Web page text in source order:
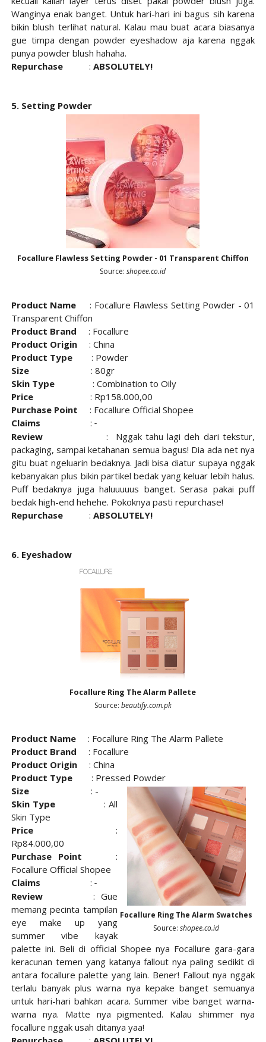
Wanginya enak banget. Untuk hari-hari ini bagus sih karena
bikin blush terlihat natural. Kalau mau buat acara biasanya
gue timpa dengan powder eyeshadow aja karena nggak
punya powder blush hahaha.
Repurchase : ABSOLUTELY!
5. Setting Powder
Focallure Flawless Setting Powder - 01 Transparent Chiffon
Source:shopee.co.id
Product Name : Focallure Flawless Setting Powder - 01
Transparent Chiffon
Product Brand
: Focallure
Product Origin : China
Product Type: Powder
Size
: 80gr
Skin Type
: Combination to Oily
Price : Rp158.000,00
Purchase Point
: Focallure Official Shopee
Claims : -
Review
: Nggak tahu lagi deh dari tekstur,
packaging, sampai ketahanan semua bagus! Dia ada net nya
gitu buat ngeluarin bedaknya. Jadi bisa diatur supaya nggak
kebanyakan plus bikin partikel bedak yang keluar lebih halus.
Puff bedaknya juga haluuuuus banget. Serasa pakai puff
bedak high-end hehehe. Pokoknya pasti repurchase!
Repurchase : ABSOLUTELY!
6. Eyeshadow
Focallure Ring The Alarm Pallete
Source: beautify.com.pk
Product Name : Focallure Ring The Alarm Pallete
Product Brand
: Focallure
Product Origin : China
Product Type: Pressed Powder
Focallure Ring The Alarm Swatches
Source:shopee.co.id
Size
: -
Skin Type
: All
Skin Type
Price:
Rp84.000,00
Purchase Point
:
Focallure Official Shopee
Claims : -
Review
: Gue
memang pecinta tampilan
eye make up yang
summer vibe kayak
palette ini. Beli di official Shopee nya Focallure gara-gara
keracunan temen yang katanya fallout nya paling sedikit di
antara focallure palette yang lain. Bener! Fallout nya nggak
terlalu banyak plus warna nya kepake banget semuanya
untuk hari-hari bahkan acara. Summer vibe banget warna-
warna nya. Matte nya pigmented. Kalau shimmer nya
focallure nggak usah ditanya yaa!